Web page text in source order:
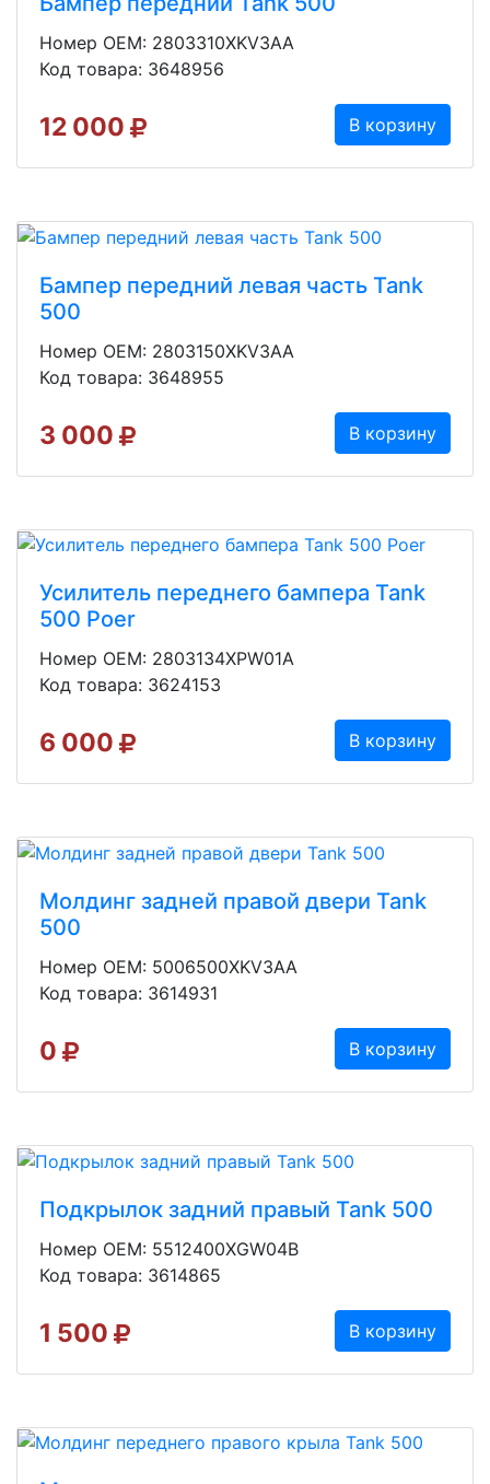
Номер OEM: 2803310XKV3AA
Код товара: 3648956
12 000 В корзину
Бампер передний левая часть Tank
500
Номер OEM: 2803150XKV3AA
Код товара: 3648955
3 000 В корзину
Усилитель переднего бампера Tank
500 Poer
Номер OEM: 2803134XPW01A
Код товара: 3624153
6 000 В корзину
Молдинг задней правой двери Tank
500
Номер OEM: 5006500XKV3AA
Код товара: 3614931
0 В корзину
Подкрылок задний правый Tank 500
Номер OEM: 5512400XGW04B
Код товара: 3614865
1 500 В корзину